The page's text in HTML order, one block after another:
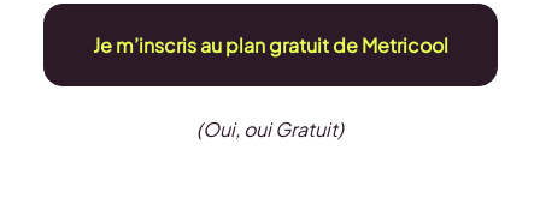
Je m’inscris au plan gratuit de Metricool
(Oui, oui Gratuit)